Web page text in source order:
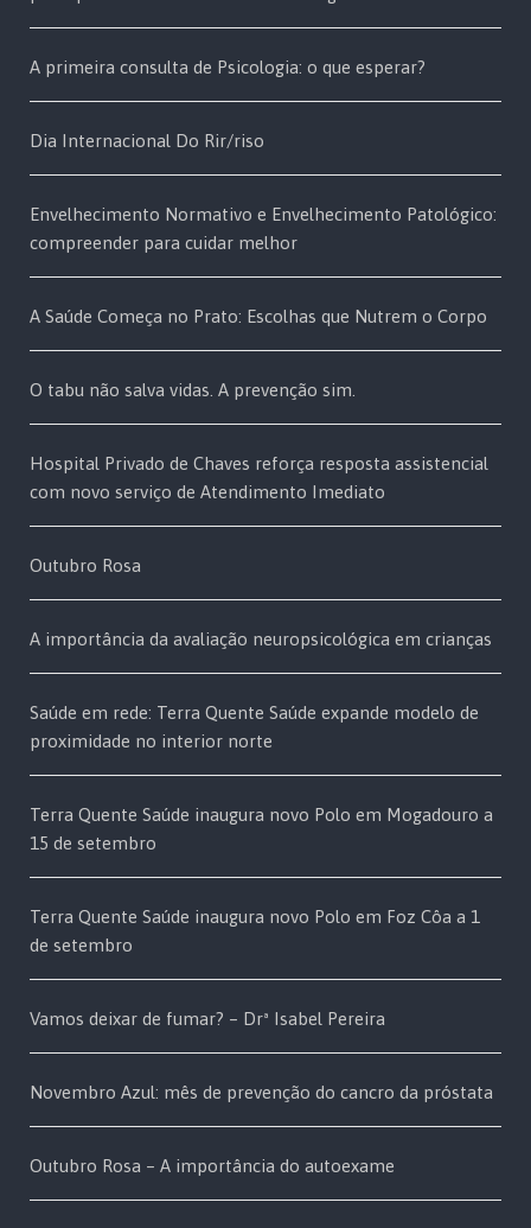
A primeira consulta de Psicologia: o que esperar?
Dia Internacional Do Rir/riso
Envelhecimento Normativo e Envelhecimento Patológico:
compreender para cuidar melhor
A Saúde Começa no Prato: Escolhas que Nutrem o Corpo
O tabu não salva vidas. A prevenção sim.
Hospital Privado de Chaves reforça resposta assistencial
com novo serviço de Atendimento Imediato
Outubro Rosa
A importância da avaliação neuropsicológica em crianças
Saúde em rede: Terra Quente Saúde expande modelo de
proximidade no interior norte
Terra Quente Saúde inaugura novo Polo em Mogadouro a
15 de setembro
Terra Quente Saúde inaugura novo Polo em Foz Côa a 1
de setembro
Vamos deixar de fumar? – Drª Isabel Pereira
Novembro Azul: mês de prevenção do cancro da próstata
Outubro Rosa – A importância do autoexame